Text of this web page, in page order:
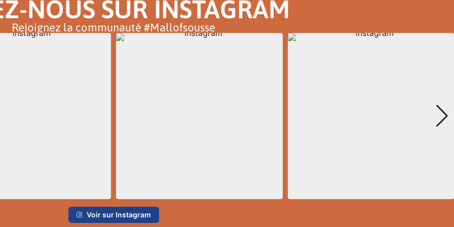
NOUS SUR INSTAGRAM
Rejoignez la communauté #Mallofsousse
Voir sur Instagram